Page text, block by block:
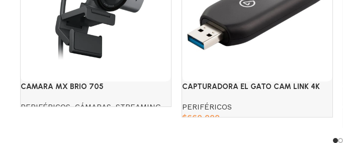
CAMARA MX BRIO 705
PERIFÉRICOS,CÁMARAS,STREAMING
CAPTURADORA EL GATO CAM LINK 4K
PERIFÉRICOS
$660,000